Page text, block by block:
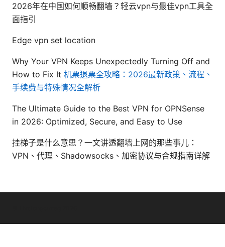
2026年在中国如何顺畅翻墙？轻云vpn与最佳vpn工具全
面指引
Edge vpn set location
Why Your VPN Keeps Unexpectedly Turning Off and
How to Fix It 机票退票全攻略：2026最新政策、流程、
手续费与特殊情况全解析
The Ultimate Guide to the Best VPN for OPNSense
in 2026: Optimized, Secure, and Easy to Use
挂梯子是什么意思？一文讲透翻墙上网的那些事儿：
VPN、代理、Shadowsocks、加密协议与合规指南详解